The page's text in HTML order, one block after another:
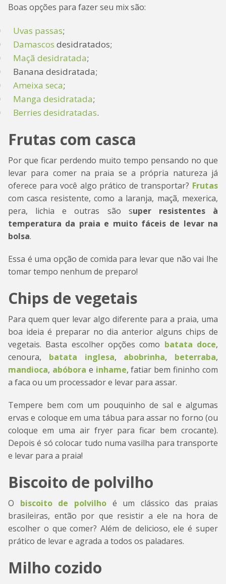
Boas opções para fazer seu mix são:
Uvas passas;
Damascos desidratados;
Maçã desidratada;
Banana desidratada;
Ameixa seca;
Manga desidratada;
Berries desidratadas.
Frutas com casca
Por que ficar perdendo muito tempo pensando no que
levar para comer na praia se a própria natureza já
oferece para você algo prático de transportar? Frutas
com casca resistente, como a laranja, maçã, mexerica,
pera, lichia e outras são super resistentes à
temperatura da praia e muito fáceis de levar na
bolsa.
Essa é uma opção de comida para levar que não vai lhe
tomar tempo nenhum de preparo!
Chips de vegetais
Para quem quer levar algo diferente para a praia, uma
boa ideia é preparar no dia anterior alguns chips de
vegetais. Basta escolher opções como batata doce,
cenoura, batata inglesa, abobrinha, beterraba,
mandioca, abóbora e inhame, fatiar bem fininho com
a faca ou um processador e levar para assar.
Tempere bem com um pouquinho de sal e algumas
ervas e coloque em uma tábua para assar no forno (ou
coloque em uma air fryer para ficar bem crocante).
Depois é só colocar tudo numa vasilha para transporte
e levar para a praia!
Biscoito de polvilho
O biscoito de polvilhoé um clássico das praias
brasileiras, então por que resistir a ele na hora de
escolher o que comer? Além de delicioso, ele é super
prático de levar e agrada a todos os paladares.
Milho cozido